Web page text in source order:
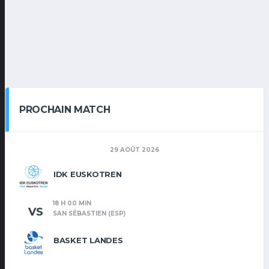
PROCHAIN MATCH
29 AOÛT 2026
IDK EUSKOTREN
BASKET LANDES
VS
18 H 00 MIN
SAN SÉBASTIEN (ESP)